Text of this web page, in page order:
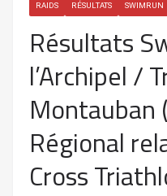
RAIDS RÉSULTATS SWIMRUN
Résultats
l’Archipel /
Montauban
Régional
Cross